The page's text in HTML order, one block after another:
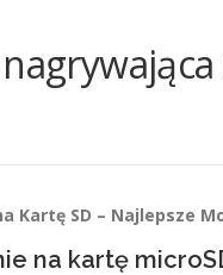
Kartę SD – Najlepsze
na kartę